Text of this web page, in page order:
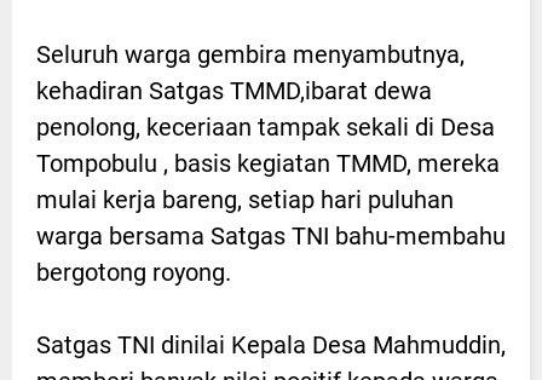
Seluruh warga gembira menyambutnya,
kehadiran Satgas TMMD,ibarat dewa
penolong, keceriaan tampak sekali di Desa
Tompobulu , basis kegiatan TMMD, mereka
mulai kerja bareng, setiap hari puluhan
warga bersama Satgas TNI bahu-membahu
bergotong royong.
Satgas TNI dinilai Kepala Desa Mahmuddin,